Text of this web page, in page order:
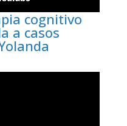
cognitivo
a casos